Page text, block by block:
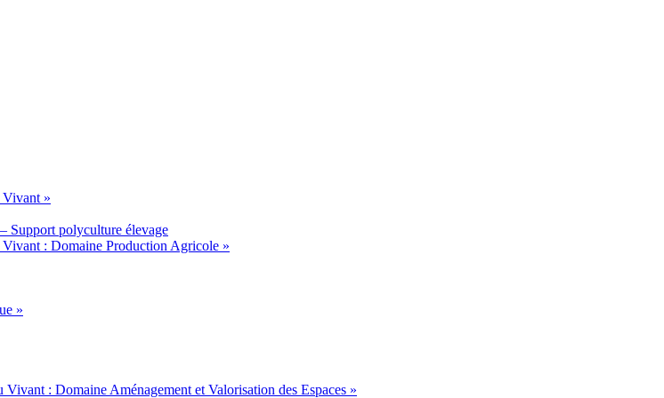
Vivant »
Support polyculture élevage
: Domaine Production Agricole »
»
: Domaine Aménagement et Valorisation des Espaces »